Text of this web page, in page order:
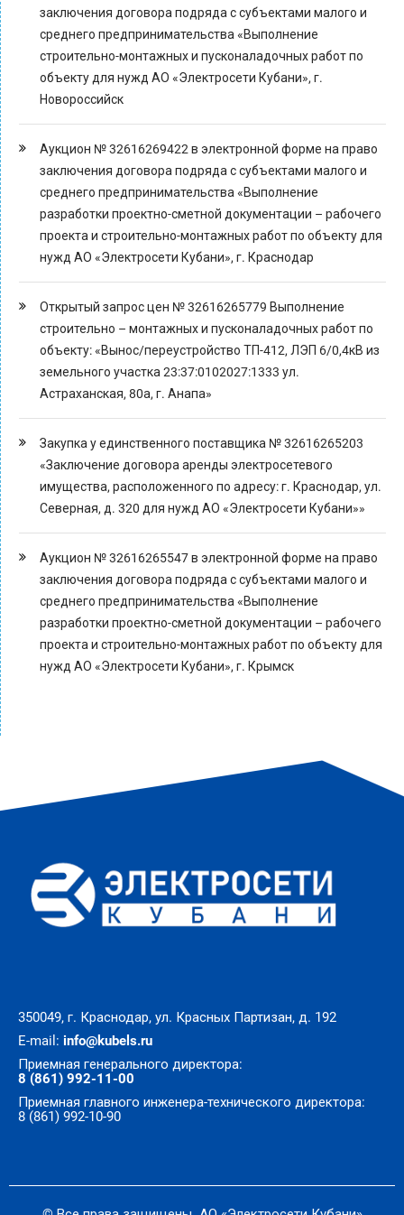
заключения договора подряда с субъектами малого и
среднего предпринимательства «Выполнение
строительно-монтажных и пусконаладочных работ по
объекту для нужд АО «Электросети Кубани», г.
Новороссийск
Аукцион № 32616269422 в электронной форме на право
заключения договора подряда с субъектами малого и
среднего предпринимательства «Выполнение
разработки проектно-сметной документации – рабочего
проекта и строительно-монтажных работ по объекту для
нужд АО «Электросети Кубани», г. Краснодар
Открытый запрос цен № 32616265779 Выполнение
строительно – монтажных и пусконаладочных работ по
объекту: «Вынос/переустройство ТП-412, ЛЭП 6/0,4кВ из
земельного участка 23:37:0102027:1333 ул.
Астраханская, 80а, г. Анапа»
Закупка у единственного поставщика № 32616265203
«Заключение договора аренды электросетевого
имущества, расположенного по адресу: г. Краснодар, ул.
Северная, д. 320 для нужд АО «Электросети Кубани»»
Аукцион № 32616265547 в электронной форме на право
заключения договора подряда с субъектами малого и
среднего предпринимательства «Выполнение
разработки проектно-сметной документации – рабочего
проекта и строительно-монтажных работ по объекту для
нужд АО «Электросети Кубани», г. Крымск
350049, г. Краснодар, ул. Красных Партизан, д. 192
E-mail: info@kubels.ru
Приемная генерального директора:
8 (861) 992-11-00
Приемная главного инженера-технического директора:
8 (861) 992-10-90